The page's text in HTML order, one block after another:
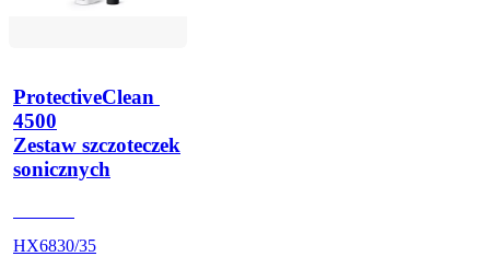
ProtectiveClean
4500
Zestaw szczoteczek
sonicznych
HX6830/35